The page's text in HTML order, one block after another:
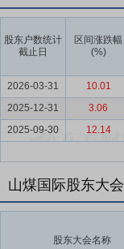
股东户数统计
截止日
区间涨跌幅
(%)
2026-03-31 10.01
2025-12-31
3.06
2025-09-30
12.14
山煤国际股东大会
股东大会名称